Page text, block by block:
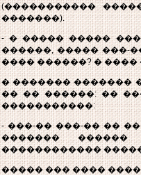
(�����������
�������).
- � ����� �����
������, ����� ���-
���� ������? �
� ������� �������
�� �� ������: ��
�����������:
- ���-�� ���-�� ��
������� ������
������������
����� ��� ����